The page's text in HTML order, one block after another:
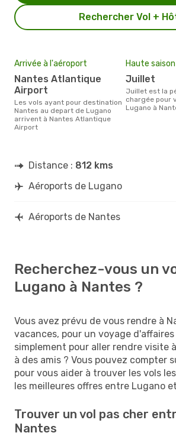
Rechercher Vol +
Arrivée à l'aéroport
Nantes Atlantique
Airport
Les vols ayant pour destination
Nantes au depart de Lugano
arrivent à Nantes Atlantique
Airport
Haute saison
juillet
juillet est la période la plus
chargée pour
Lugano à
Distance : 812 kms
Aéroports de Lugano
Aéroports de Nantes
Recherchez-vous un
Lugano à Nantes ?
Vous avez prévu de vous rendre à
vacances, pour un voyage
simplement pour aller rendre visite
à des amis ? Vous pouvez compter
pour vous aider à trouver les vols
les meilleures offres entre Lugano
Trouver un vol pas cher
Nantes